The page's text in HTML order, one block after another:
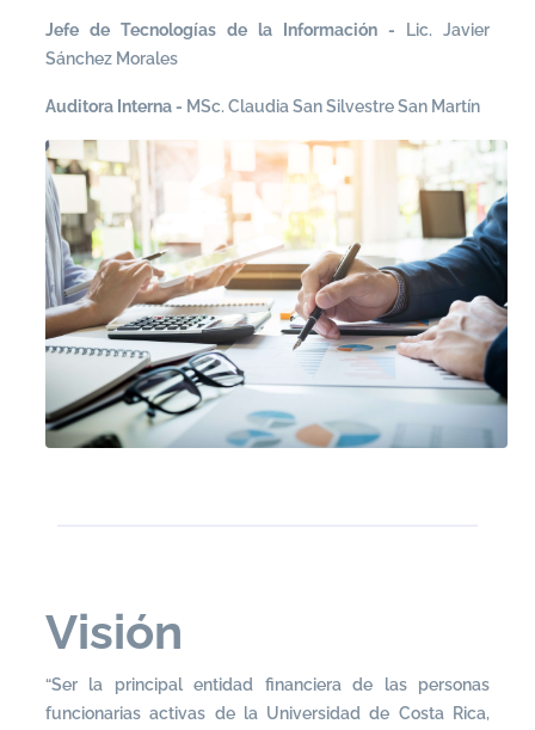
Jefe de Tecnologías de la Información -
Lic. Javier
Sánchez Morales
Auditora Interna- MSc. Claudia San Silvestre San Martín
Visión
“Ser la principal entidad financiera de las personas
funcionarias activas de la Universidad de Costa Rica,